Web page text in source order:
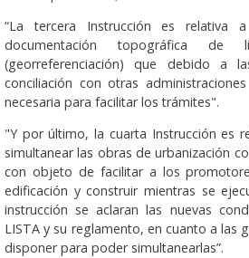
“La tercera Instrucción es relativa
documentación topográfica de
(georreferenciación) que debido a
conciliación con otras
necesaria para facilitar los trámites".
"Y por último, la cuarta Instrucción es
simultanear las obras de urbanización
con objeto de facilitar a los
edificación y construir mientras se
instrucción se aclaran las nuevas
LISTA y su reglamento, en cuanto a las
disponer para poder simultanearlas”.